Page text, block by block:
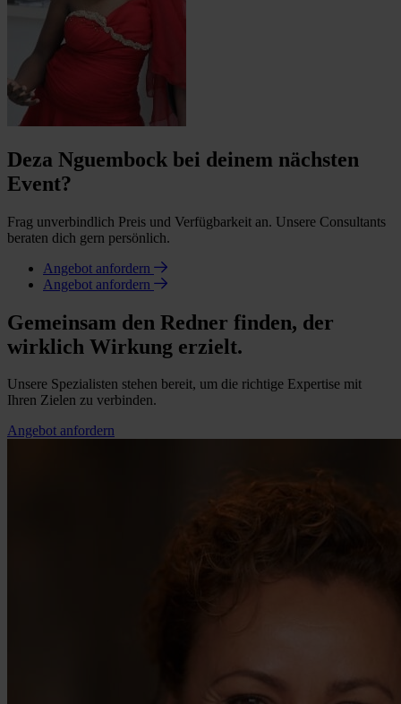
Deza Nguembock bei deinem nächsten
Event?
Frag unverbindlich Preis und Verfügbarkeit an. Unsere Consultants
beraten dich gern persönlich.
Angebot anfordern
Angebot anfordern
Gemeinsam den Redner finden, der
wirklich Wirkung erzielt.
Unsere Spezialisten stehen bereit, um die richtige Expertise mit
Ihren Zielen zu verbinden.
Angebot anfordern